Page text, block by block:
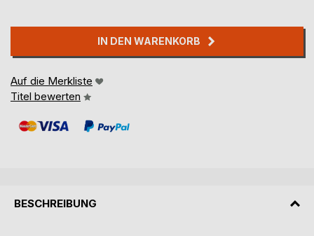
IN DEN WARENKORB
Auf die Merkliste
Titel bewerten
BESCHREIBUNG